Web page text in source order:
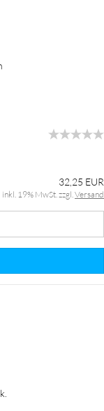
32,25 EUR
inkl. 19% MwSt. zzgl.Versand